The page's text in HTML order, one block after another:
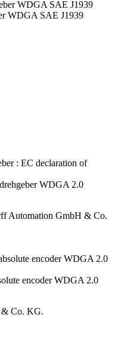
WDGA SAE J1939
WDGA 2.0
Automation GmbH & Co.
encoder WDGA 2.0
& Co. KG.